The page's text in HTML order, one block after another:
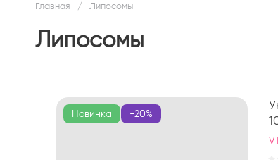
Главная / Липосомы
Липосомы
Новинка -20%